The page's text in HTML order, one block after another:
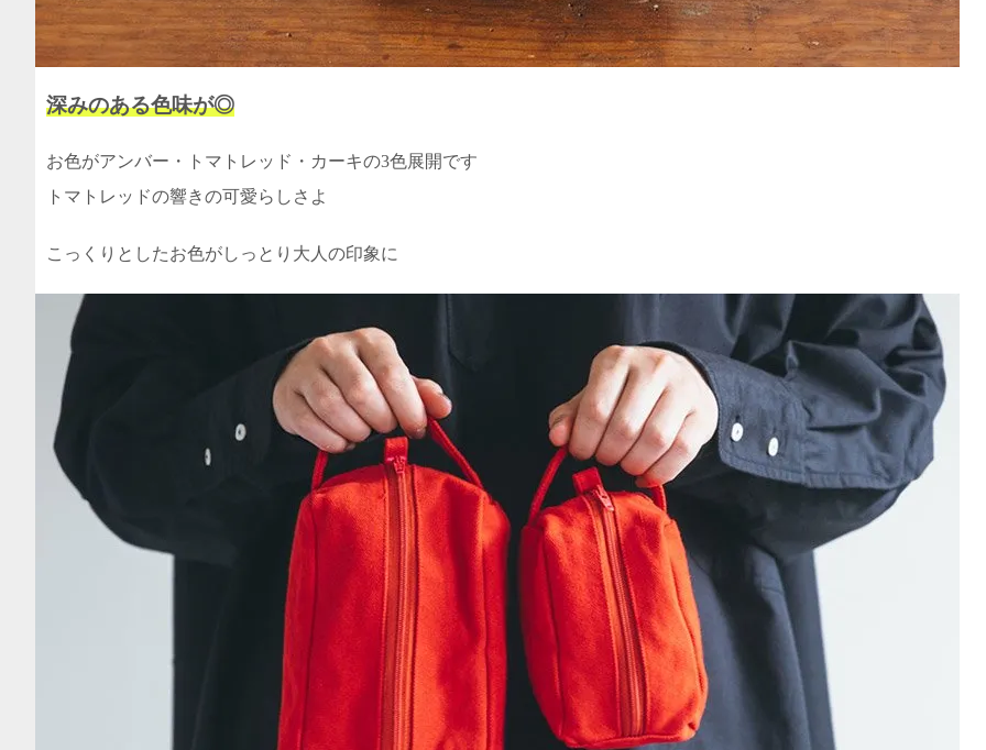
深みのある色味が◎
お色がアンバー・トマトレッド・カーキの3色展開です
トマトレッドの響きの可愛らしさよ
こっくりとしたお色がしっとり大人の印象に